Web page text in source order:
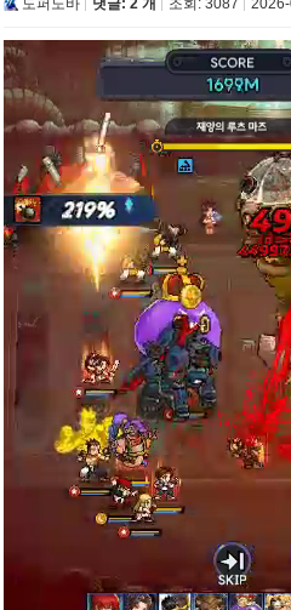
도퍼노바 댓글: 2 개 조회: 3087